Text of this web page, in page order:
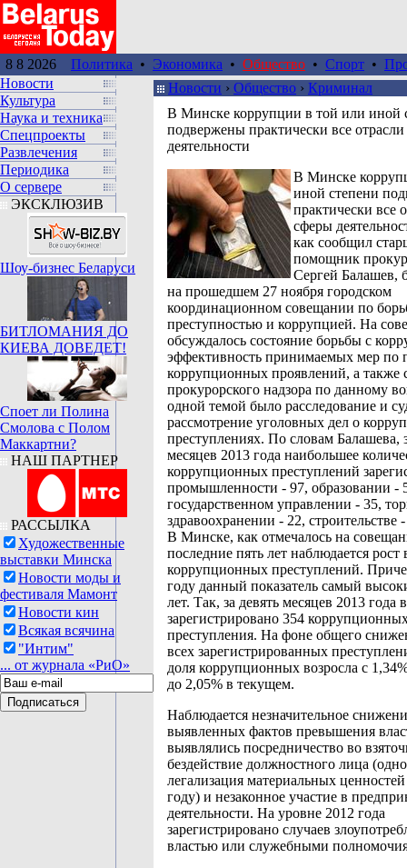
8 8 2026 Политика • Экономика • Общество • Спорт •
Новости
Культура
Наука и техника
Спецпроекты
Развлечения
Периодика
О сервере
ЭКСКЛЮЗИВ
Шоу-бизнес Беларуси
БИТЛОМАНИЯ ДО
КИЕВА ДОВЕДЕТ!
Споет ли Полина
Смолова с Полом
Маккартни?
НАШ ПАРТНЕР
РАССЫЛКА
Художественные
выставки Минска
Новости моды и
фестиваля Мамонт
Новости кин
Всякая всячина
"Интим"
... от журнала «РиО»
Новости › Общество › Криминал
В Минске коррупции в той или иной
подвержены практически все
деятельности
В Минске
иной степени
практически все
сферы
как сообщил
помощник
Сергей Балашев,
на прошедшем 27 ноября городском
координационном совещании по
преступностью и коррупцией. На
обсуждалось состояние борьбы с
эффективность принимаемых мер по
коррупционных проявлений, а также
прокурорского надзора по данному
одной темой было расследование и
рассмотрение уголовных дел о
преступлениях. По словам Балашева,
месяцев 2013 года наибольшее
коррупционных преступлений
промышленности - 97, образовании -
государственном управлении - 35,
здравоохранении - 22, строительстве
В Минске, как отмечалось на
последние пять лет наблюдается
коррупционных преступлений.
году данный показатель самый
лет. Так, за девять месяцев 2013 года
зарегистрировано 354
преступления. На фоне общего
всех зарегистрированных
доля коррупционных возросла с
до 2,05% в текущем.
Наблюдается незначительное
выявленных фактов превышения
выявлялись посредничество во
бездействие должностного лица
легализация материальных
году) и незаконное участие в
деятельности. На уровне 2012 года
зарегистрировано случаев
властью или служебными